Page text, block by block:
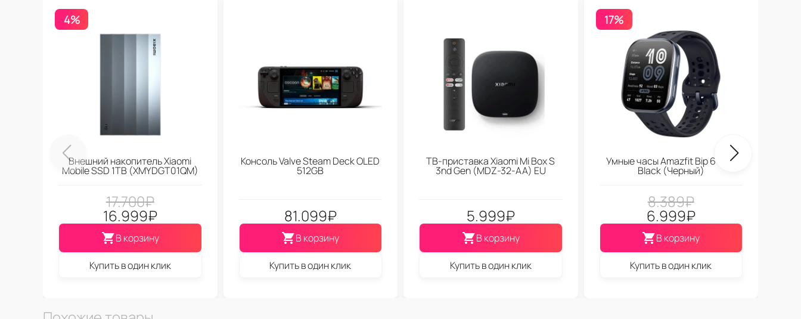
4%
Внешний накопитель Xiaomi
Mobile SSD 1TB (XMYDGT01QM)
17.700₽
16.999₽
В корзину
Купить в один клик
Консоль Valve Steam Deck OLED
512GB
81.099₽
В корзину
Купить в один клик
ТВ-приставка Xiaomi Mi Box S
3nd Gen (МDZ-32-АА) EU
5.999₽
В корзину
Купить в один клик
17%
Умные часы Amazfit Bip 6 Soft
Black (Черный)
8.389₽
6.999₽
В корзину
Купить в один клик